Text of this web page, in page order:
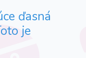
ďasná
je